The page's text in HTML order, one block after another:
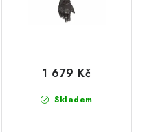
Skladem
1 679 Kč